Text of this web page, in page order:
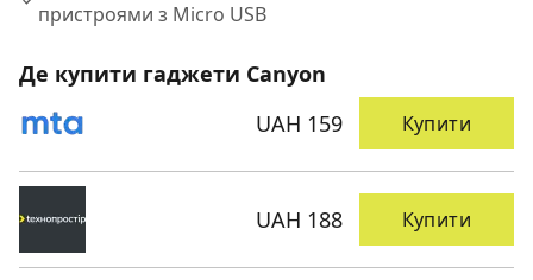
пристроями з Micro USB
Де купити гаджети Canyon
UAH 159
Купити
UAH 188 Купити